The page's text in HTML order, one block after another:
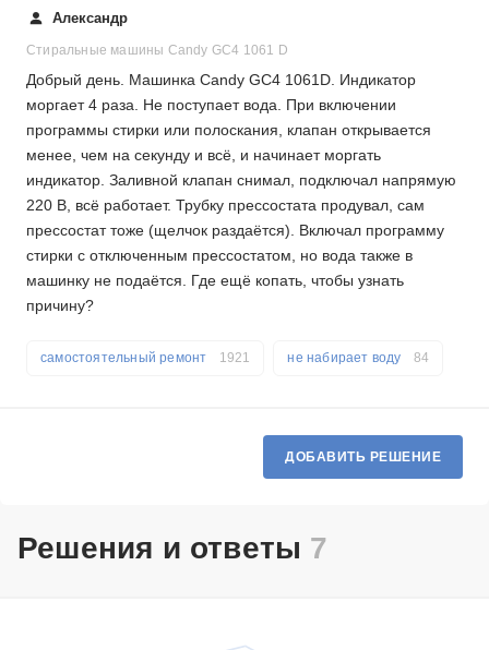
Александр
Стиральные машины Candy GC4 1061 D
Добрый день. Машинка Candy GC4 1061D. Индикатор
моргает 4 раза. Не поступает вода. При включении
программы стирки или полоскания, клапан открывается
менее, чем на секунду и всё, и начинает моргать
индикатор. Заливной клапан снимал, подключал напрямую
220 В, всё работает. Трубку прессостата продувал, сам
прессостат тоже (щелчок раздаётся). Включал программу
стирки с отключенным прессостатом, но вода также в
машинку не подаётся. Где ещё копать, чтобы узнать
причину?
не набирает воду 84
самостоятельный ремонт 1921
ДОБАВИТЬ РЕШЕНИЕ
Решения и ответы 7